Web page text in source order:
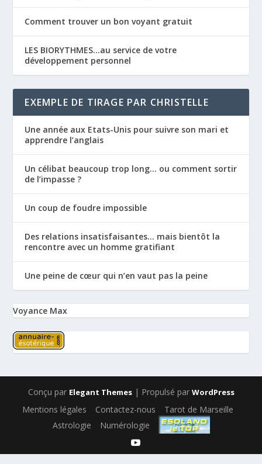
Comment trouver un bon voyant gratuit
LES BIORYTHMES…au service de votre
développement personnel
EXEMPLE DE TIRAGE PAR CHRISTELLE
Une année aux Etats-Unis pour suivre son mari et
apprendre l’anglais
Un célibat beaucoup trop long… ou comment sortir
de l’impasse ?
Un coup de foudre impossible
Des relations insatisfaisantes… mais bientôt la
rencontre avec un homme gratifiant
Une peine de cœur qui n’en vaut pas la peine
Voyance Max
Conçu par Elegant Themes| Propulsé par WordPress
Mentions légales Contactez-nous
Tarot de Marseille
Astrologie
Numérologie